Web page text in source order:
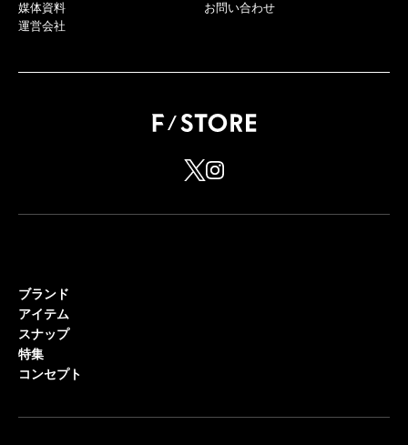
媒体資料
運営会社
お問い合わせ
ブランド
アイテム
スナップ
特集
コンセプト